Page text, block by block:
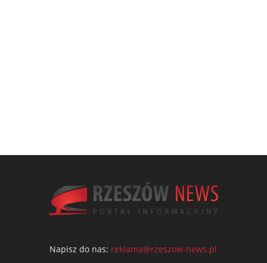
Napisz do nas: reklama@rzeszow-news.pl